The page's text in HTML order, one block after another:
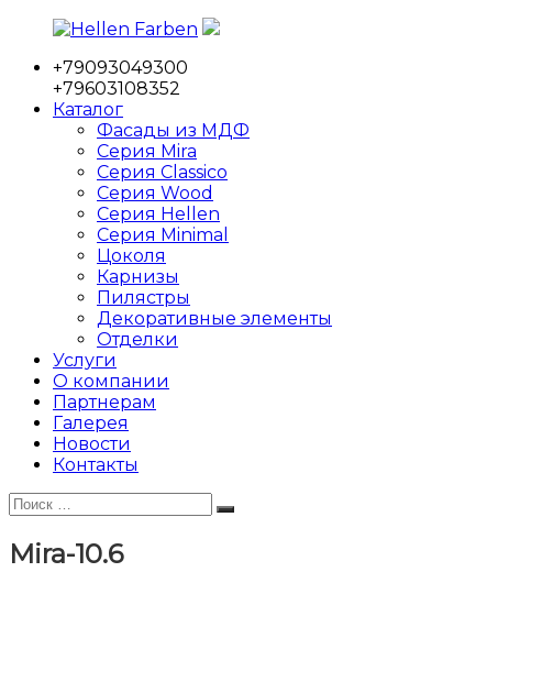
Перейти
содержимому
Hellen
Farben
Фабрика
мебельных
фасадов
+79093049300
+79603108352
Каталог
Фасады из МДФ
Серия Mira
Серия Classico
Серия Wood
Серия Hellen
Серия Minimal
Цоколя
Карнизы
Пилястры
Декоративные элементы
Отделки
Услуги
О компании
Партнерам
Галерея
Новости
Контакты
Искать:
Поиск
Mira-10.6